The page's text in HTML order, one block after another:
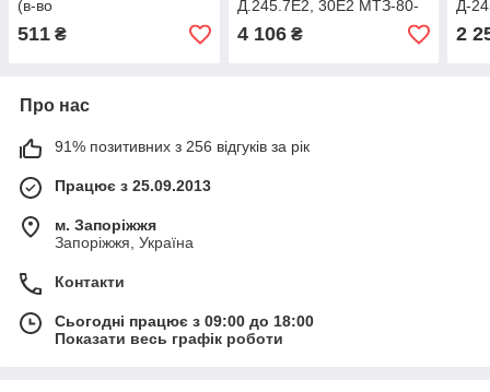
(в-во
Автомотозапчастина)
(конвеєр ММЗ)
511 ₴
Д.245.7Е2, 30Е2 МТЗ-80-
950, МАЗ, ГАЗ (в-во РЗТ)
4 106₴
Д-
2
Про нас
91% позитивних з 256 відгуків за рік
Працює з 25.09.2013
м. Запоріжжя
Запоріжжя, Україна
Контакти
Сьогодні працює з 09:00 до 18:00
Показати весь графік роботи